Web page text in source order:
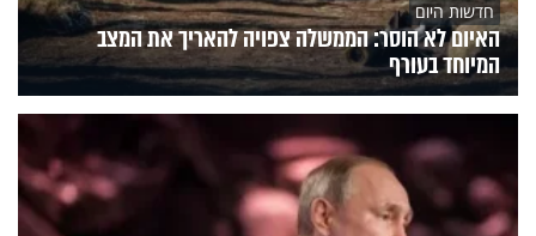
חדשות היום
האיום לא הוסר: הממשלה צפויה להאריך את המצב
המיוחד בעורף